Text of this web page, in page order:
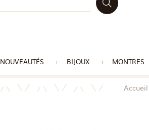
NOUVEAUTÉS BIJOUX MONTRES
Accueil